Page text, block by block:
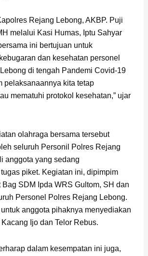
Rejang Lebong, AKBP. Puji
melalui Kasi Humas, Iptu Sahyar
ini bertujuan untuk
dan kesehatan personel
di tengah Pandemi Covid-19
pelaksanaannya kita tetap
mematuhi protokol kesehatan,” ujar
olahraga bersama tersebut
seluruh Personil Polres Rejang
anggota yang sedang
piket. Kegiatan ini, dipimpim
Bag SDM Ipda WRS Gultom, SH dan
Personel Polres Rejang Lebong.
anggota pihaknya menyediakan
Ijo dan Telor Rebus.
dalam kesempatan ini juga,